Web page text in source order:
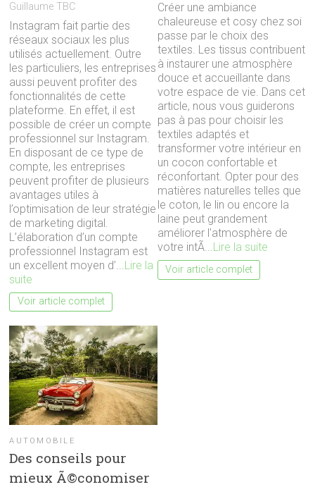
Guillaume TBC
Instagram fait partie des
réseaux sociaux les plus
utilisés actuellement. Outre
les particuliers, les entreprises
aussi peuvent profiter des
fonctionnalités de cette
plateforme. En effet, il est
possible de créer un compte
professionnel sur Instagram.
En disposant de ce type de
compte, les entreprises
peuvent profiter de plusieurs
avantages utiles à
l’optimisation de leur stratégie
de marketing digital.
L’élaboration d’un compte
professionnel Instagram est
un excellent moyen d’... Lire la
suite
Voir article complet
Créer une ambiance
chaleureuse et cosy chez soi
passe par le choix des
textiles. Les tissus contribuent
à instaurer une atmosphère
douce et accueillante dans
votre espace de vie. Dans cet
article, nous vous guiderons
pas à pas pour choisir les
textiles adaptés et
transformer votre intérieur en
un cocon confortable et
réconfortant. Opter pour des
matières naturelles telles que
le coton, le lin ou encore la
laine peut grandement
améliorer l'atmosphère de
votre intÃ...Lire la suite
Voir article complet
AUTOMOBILE
Des conseils pour
mieux Ã©conomiser